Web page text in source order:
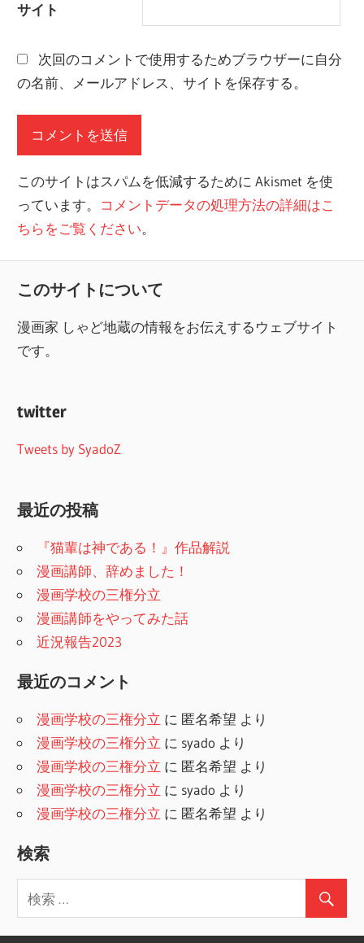
サイト
次回のコメントで使用するためブラウザーに自分
の名前、メールアドレス、サイトを保存する。
このサイトはスパムを低減するために Akismet を使
っています。 コメントデータの処理方法の詳細はこ
ちらをご覧ください。
このサイトについて
漫画家 しゃど地蔵の情報をお伝えするウェブサイト
です。
twitter
Tweets by SyadoZ
最近の投稿
『猫輩は神である！』作品解説
漫画講師、辞めました！
漫画学校の三権分立
漫画講師をやってみた話
近況報告2023
最近のコメント
漫画学校の三権分立 に 匿名希望 より
漫画学校の三権分立 に syado より
漫画学校の三権分立 に 匿名希望 より
漫画学校の三権分立 に syado より
漫画学校の三権分立 に 匿名希望 より
検索